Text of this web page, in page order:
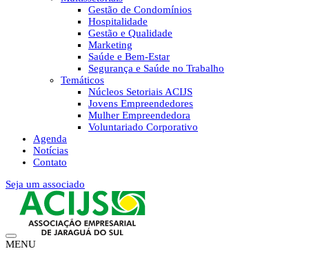
Gestão de Condomínios
Hospitalidade
Gestão e Qualidade
Marketing
Saúde e Bem-Estar
Segurança e Saúde no Trabalho
Temáticos
Núcleos Setoriais ACIJS
Jovens Empreendedores
Mulher Empreendedora
Voluntariado Corporativo
Agenda
Notícias
Contato
Seja um associado
MENU